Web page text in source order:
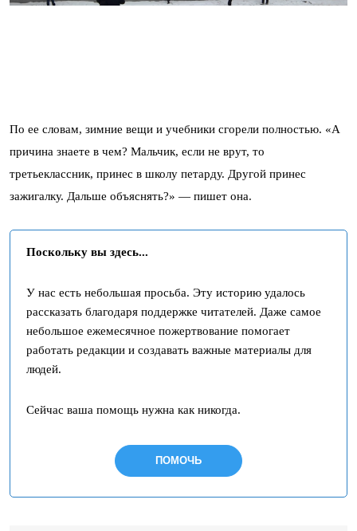
По ее словам, зимние вещи и учебники сгорели полностью. «А
причина знаете в чем? Мальчик, если не врут, то
третьеклассник, принес в школу петарду. Другой принес
зажигалку. Дальше объяснять?» — пишет она.
Поскольку вы здесь...
У нас есть небольшая просьба. Эту историю удалось
рассказать благодаря поддержке читателей. Даже самое
небольшое ежемесячное пожертвование помогает
работать редакции и создавать важные материалы для
людей.
Сейчас ваша помощь нужна как никогда.
ПОМОЧЬ